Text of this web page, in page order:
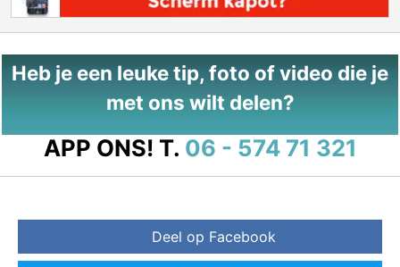
Heb je een leuke tip, foto of video die je
met ons wilt delen?
APP ONS! T. 06 - 574 71 321
Deel op Facebook